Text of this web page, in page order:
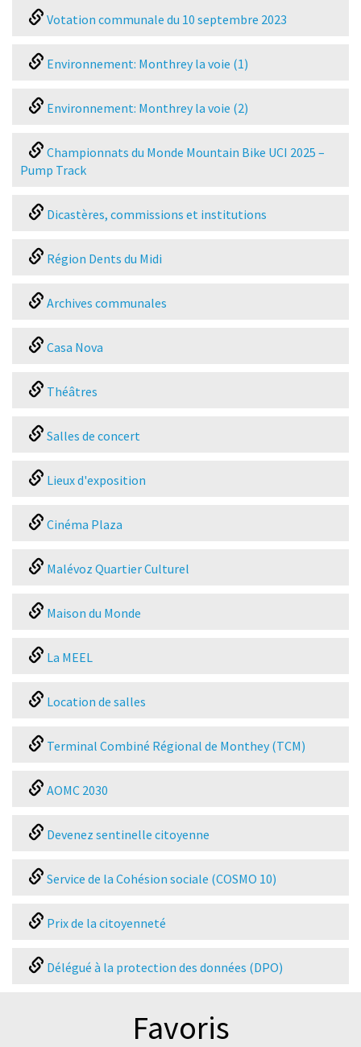
Votation communale du 10 septembre 2023
Environnement: Monthrey la voie (1)
Environnement: Monthrey la voie (2)
Championnats du Monde Mountain Bike UCI 2025 –
Pump Track
Dicastères, commissions et institutions
Région Dents du Midi
Archives communales
Casa Nova
Théâtres
Salles de concert
Lieux d'exposition
Cinéma Plaza
Malévoz Quartier Culturel
Maison du Monde
La MEEL
Location de salles
Terminal Combiné Régional de Monthey (TCM)
AOMC 2030
Devenez sentinelle citoyenne
Service de la Cohésion sociale (COSMO 10)
Prix de la citoyenneté
Délégué à la protection des données (DPO)
Favoris